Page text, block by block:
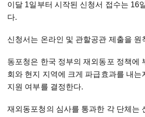
이달 1일부터 시작된 신청서 접수는 16
다.
신청서는 온라인 및 관할공관 제출을 원
동포청은 한국 정부의 재외동포 정책에
회와 현지 지역에 크게 파급효과를 내는
지원 여부를 결정한다.
재외동포청의 심사를 통과한 각 단체는